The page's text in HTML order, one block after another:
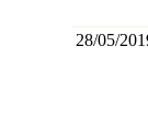
28/05/